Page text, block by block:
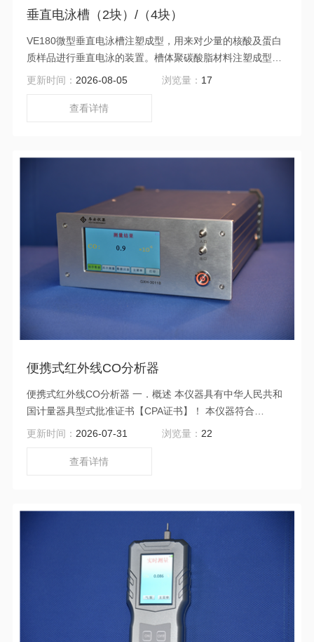
垂直电泳槽（2块）/（4块）
VE180微型垂直电泳槽注塑成型，用来对少量的核酸及蛋白
质样品进行垂直电泳的装置。槽体聚碳酸脂材料注塑成型，
免除液体渗漏、便于观察电泳进程。安*全按钮式开盖设计，
注塑成型，不变型。
更新时间： 2026-08-05 浏览量： 17
查看详情
便携式红外线CO分析器
便携式红外线CO分析器 一．概述 本仪器具有中华人民共和
国计量器具型式批准证书【CPA证书】！ 本仪器符合
GB/T18204.2-2014《公共场所卫生检验方法第2部分：化学
定第37部分：一氧化碳和二氧化碳》和GB/T9801-1988《空
和HJ/T44-1999《固定污染源排气中一氧化碳的测定非色散
红外吸收法》的生tai环境部标准。
更新时间： 2026-07-31 浏览量： 22
查看详情